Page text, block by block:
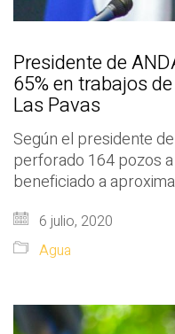
Presidente de
65% en trabajos
Las Pavas
Según el presidente
perforado 164 pozos
beneficiado a
6 julio, 2020
Agua